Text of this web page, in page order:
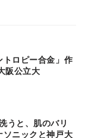
トロピー合金」作
阪公立大
ニックと神戸大